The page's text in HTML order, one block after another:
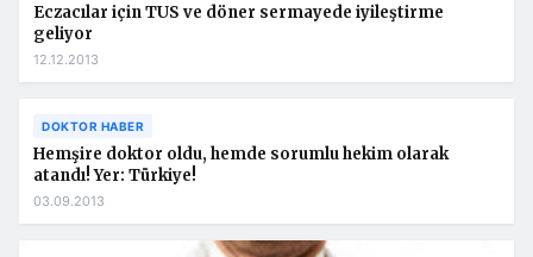
Eczacılar için TUS ve döner sermayede iyileştirme
geliyor
12.12.2013
DOKTOR HABER
Hemşire doktor oldu, hemde sorumlu hekim olarak
atandı! Yer: Türkiye!
03.09.2013